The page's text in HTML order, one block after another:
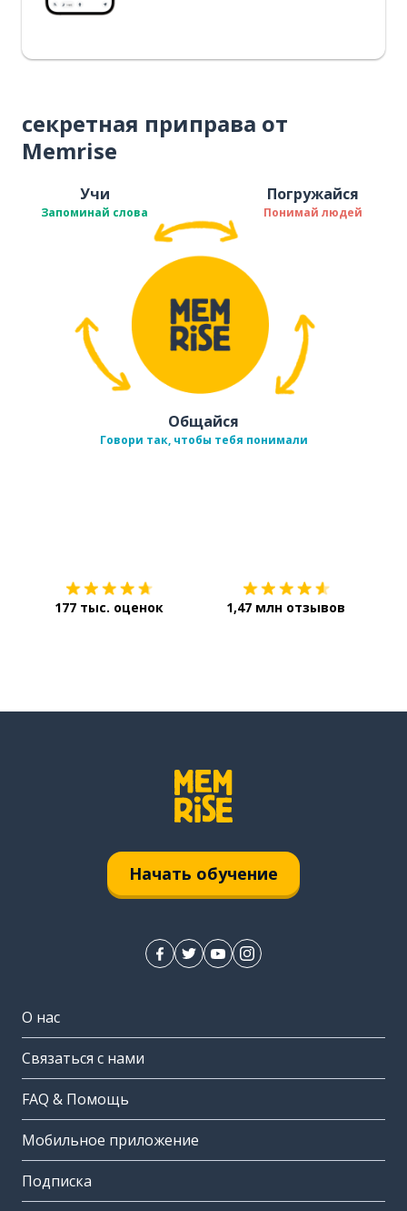
секретная приправа от
Memrise
Учи
Запоминай слова
Погружайся
Понимай людей
Общайся
Говори так, чтобы тебя понимали
177 тыс. оценок 1,47 млн отзывов
Начать обучение
О нас
Связаться с нами
FAQ & Помощь
Мобильное приложение
Подписка